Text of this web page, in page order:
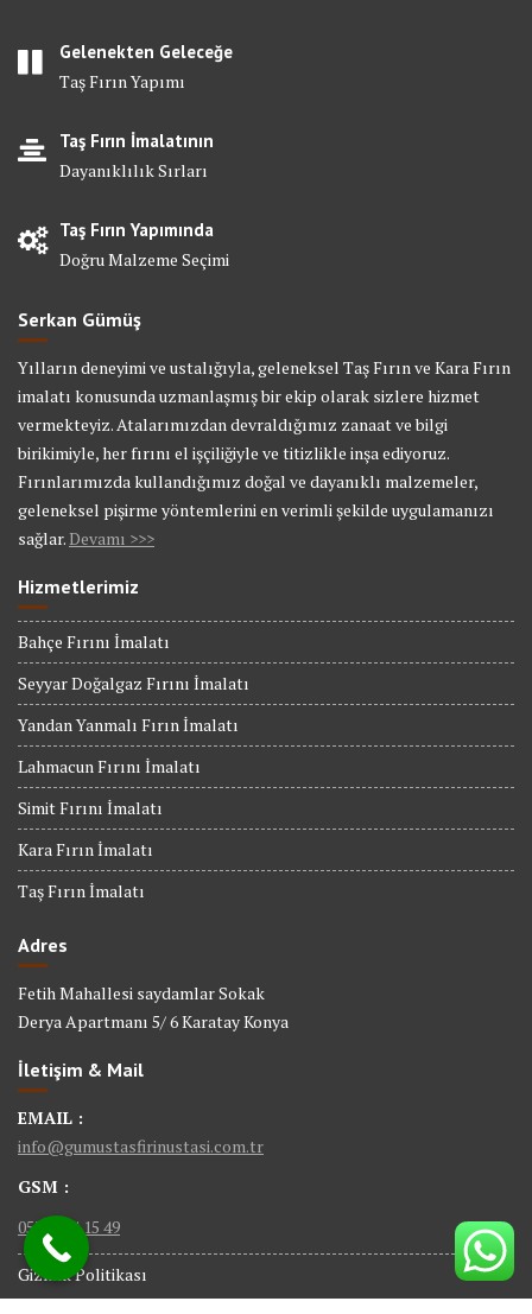
Gelenekten Geleceğe
Taş Fırın Yapımı
Taş Fırın İmalatının
Dayanıklılık Sırları
Taş Fırın Yapımında
Doğru Malzeme Seçimi
Serkan Gümüş
Yılların deneyimi ve ustalığıyla, geleneksel Taş Fırın ve Kara Fırın
imalatı konusunda uzmanlaşmış bir ekip olarak sizlere hizmet
vermekteyiz. Atalarımızdan devraldığımız zanaat ve bilgi
birikimiyle, her fırını el işçiliğiyle ve titizlikle inşa ediyoruz.
Fırınlarımızda kullandığımız doğal ve dayanıklı malzemeler,
geleneksel pişirme yöntemlerini en verimli şekilde uygulamanızı
sağlar.Devamı >>>
Hizmetlerimiz
Bahçe Fırını İmalatı
Seyyar Doğalgaz Fırını İmalatı
Yandan Yanmalı Fırın İmalatı
Lahmacun Fırını İmalatı
Simit Fırını İmalatı
Kara Fırın İmalatı
Taş Fırın İmalatı
Adres
Fetih Mahallesi saydamlar Sokak
Derya Apartmanı 5/ 6 Karatay Konya
İletişim & Mail
EMAIL :
info@gumustasfirinustasi.com.tr
GSM :
0535 884 15 49
Gizlilik Politikası